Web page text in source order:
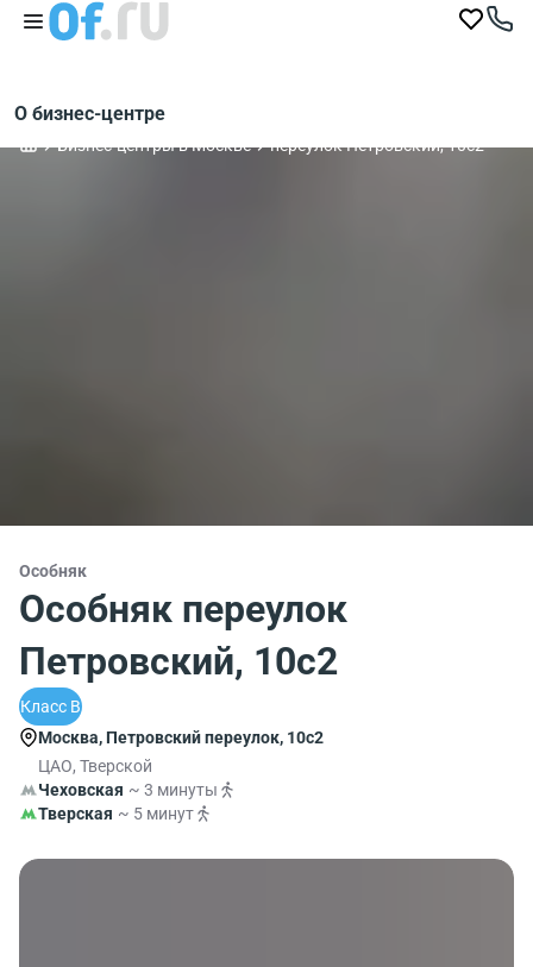
О бизнес-центре
Бизнес-центры в Москве переулок Петровский, 10с2
Особняк
Особняк переулок
Петровский, 10с2
Класс B
Москва, Петровский переулок, 10с2
ЦАО, Тверской
Чеховская ~ 3 минуты
Тверская ~ 5 минут